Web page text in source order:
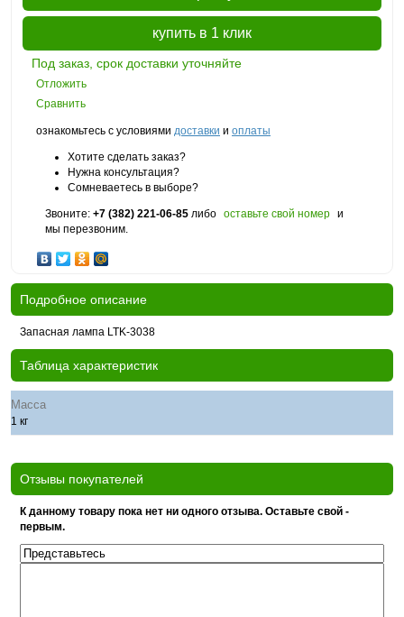
купить в 1 клик
Под заказ, срок доставки уточняйте
Отложить
Сравнить
ознакомьтесь с условиями доставки и оплаты
Хотите сделать заказ?
Нужна консультация?
Сомневаетесь в выборе?
Звоните: +7 (382) 221-06-85 либо оставьте свой номер и
мы перезвоним.
Подробное описание
Запасная лампа LTK-3038
Таблица характеристик
Масса
1 кг
Отзывы покупателей
К данному товару пока нет ни одного отзыва. Оставьте свой -
первым.